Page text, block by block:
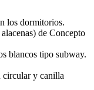
los dormitorios.
de Concepto
blancos tipo subway.
circular y canilla